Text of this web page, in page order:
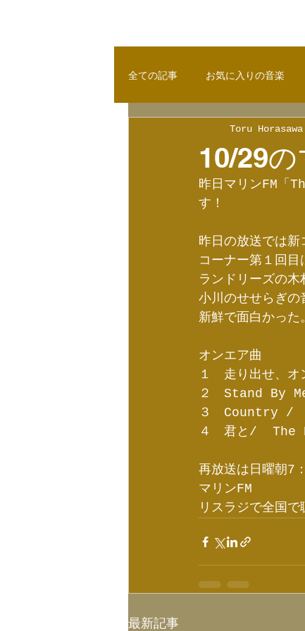
全ての記事 お気に入りの音楽
10/29
Toru Horasawa
昨日マリンFM
す！
昨日の放送では
コーナー第１回目
ランドリーズの木
小川のせせらぎの
新鮮で面白かった
オンエア曲
１　走り出せ、
２　Stand By
３　Country /
４　君と/  The
再放送は日曜朝7
マリンFM
リスラジで全国で
最新記事